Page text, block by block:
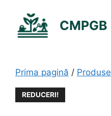
conținut
CMPGB
Prima pagină / Produse
REDUCERI!